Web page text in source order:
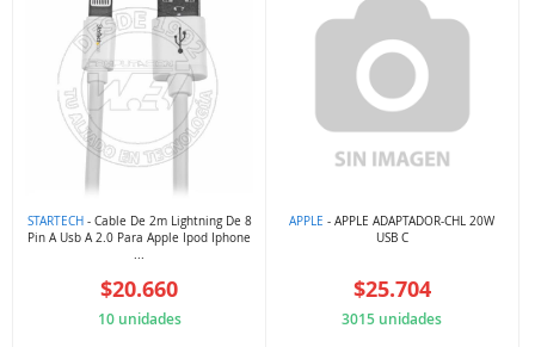
STARTECH - Cable De 2m Lightning De 8
Pin A Usb A 2.0 Para Apple Ipod Iphone
...
$20.660
10 unidades
APPLE - APPLE ADAPTADOR-CHL 20W
USB C
$25.704
3015 unidades